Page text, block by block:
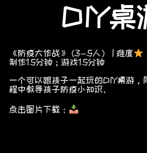
DIY桌
《防疫大作战》 (3-5人） | 难度
制作15分钟；游戏15分钟
一个可以跟孩子一起玩的DIY桌游，
程中教导孩子防疫小知识。
点击图片下载：